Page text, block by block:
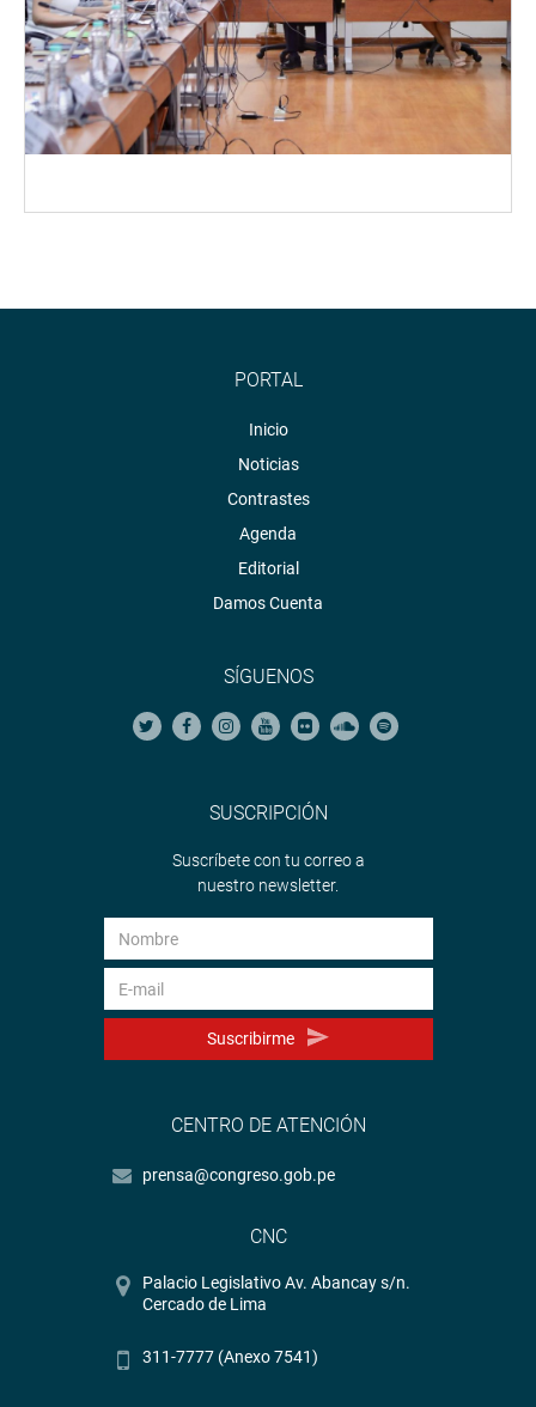
PORTAL
Inicio
Noticias
Contrastes
Agenda
Editorial
Damos Cuenta
SÍGUENOS
SUSCRIPCIÓN
Suscríbete con tu correo a
nuestro newsletter.
Suscribirme
CENTRO DE ATENCIÓN
prensa@congreso.gob.pe
CNC
Palacio Legislativo Av. Abancay s/n.
Cercado de Lima
311-7777 (Anexo 7541)